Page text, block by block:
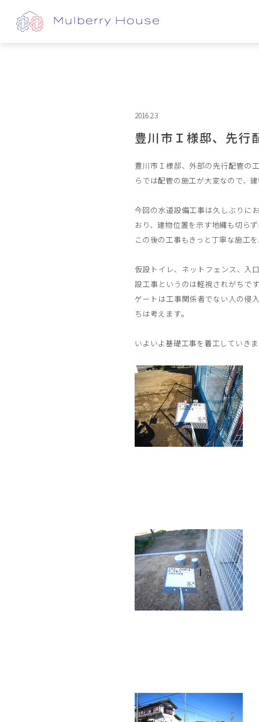
2016.2.3
豊川市Ｉ様邸、先行
豊川市Ｉ様邸、外部の先行配管の
らでは配管の施工が大変なので、
今回の水道設備工事は久しぶりに
おり、建物位置を示す地縄も切ら
この後の工事もきっと丁寧な施工
仮設トイレ、ネットフェンス、入
設工事というのは軽視されがちで
ゲートは工事関係者でない人の侵
ちは考えます。
いよいよ基礎工事を着工していきま